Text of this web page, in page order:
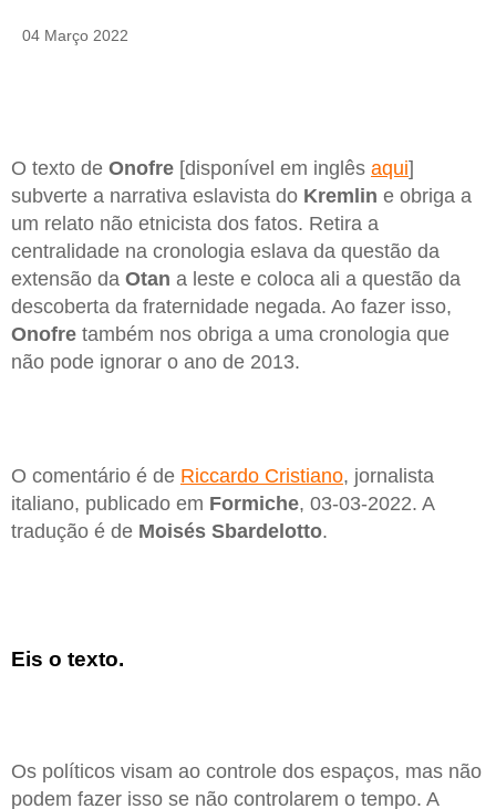
04 Março 2022
O texto de Onofre [disponível em inglês aqui]
subverte a narrativa eslavista do Kremlin e obriga a
um relato não etnicista dos fatos. Retira a
centralidade na cronologia eslava da questão da
extensão da Otan a leste e coloca ali a questão da
descoberta da fraternidade negada. Ao fazer isso,
Onofre também nos obriga a uma cronologia que
não pode ignorar o ano de 2013.
O comentário é de Riccardo Cristiano, jornalista
italiano, publicado em Formiche, 03-03-2022. A
tradução é de Moisés Sbardelotto.
Eis o texto.
Os políticos visam ao controle dos espaços, mas não
podem fazer isso se não controlarem o tempo. A